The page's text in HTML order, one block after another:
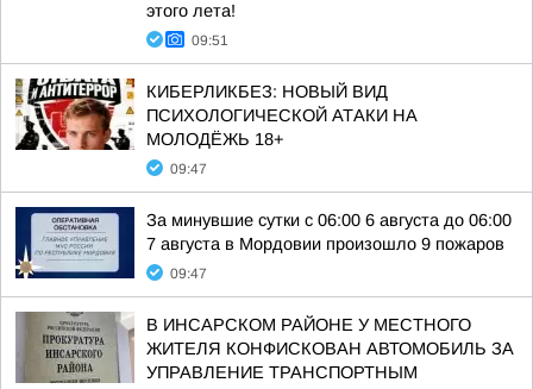
этого лета!
09:51
КИБЕРЛИКБЕЗ: НОВЫЙ ВИД
ПСИХОЛОГИЧЕСКОЙ АТАКИ НА
МОЛОДЁЖЬ 18+
09:47
За минувшие сутки с 06:00 6 августа до 06:00
7 августа в Мордовии произошло 9 пожаров
09:47
В ИНСАРСКОМ РАЙОНЕ У МЕСТНОГО
ЖИТЕЛЯ КОНФИСКОВАН АВТОМОБИЛЬ ЗА
УПРАВЛЕНИЕ ТРАНСПОРТНЫМ